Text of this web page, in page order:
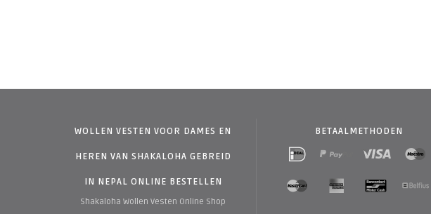
WOLLEN VESTEN VOOR DAMES EN
HEREN VAN SHAKALOHA GEBREID
IN NEPAL ONLINE BESTELLEN
Shakaloha Wollen Vesten Online Shop
BETAALMETHODEN